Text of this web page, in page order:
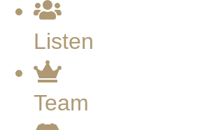
Listen
Team